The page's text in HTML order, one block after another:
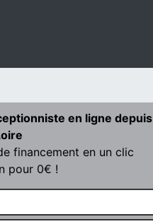
en ligne depuis
financement en un clic
pour 0€ !